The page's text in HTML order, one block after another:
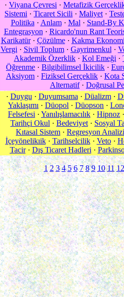
· Viyana Çevresi · Metafizik
Sistemi · Ticaret Sicili · Maliyet ·
Politika · Anlam· Mal · Stand-By
Entegrasyon · Ricardo'nun Rant
Karikatür· Çözülme· Kakma Ekonomi
Vergi · Sivil Toplum· Gayrimenkul ·
Akademik Özerklik · Kol Emeği ·
Öğrenme · Bilgibilimsel İkicilik ·
Aksiyom · Fiziksel Gerçeklik · Kota
Alternatif· Doğrusal
· Duygu · Duyumsama · Düalizm·
Yaklaşımı · Düopol · Düopson ·
Felsefesi · Yanılışlamacılık · Hipnoz ·
Tarihçi Okul · Bedeviyet · Sosyal
Kıtasal Sistem · Regresyon Analizi
İçeyönelikıik· Tarihselcilik· Veto·
Tacir· Dış Ticaret Hadleri ·
1 2 3 4 5 6 7 8 9 10 11 12